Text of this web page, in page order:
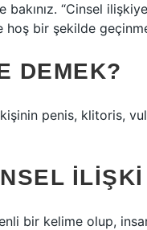
“Cinsel
hoş bir şekilde
DEMEK?
penis, klitoris,
bir kelime olup,